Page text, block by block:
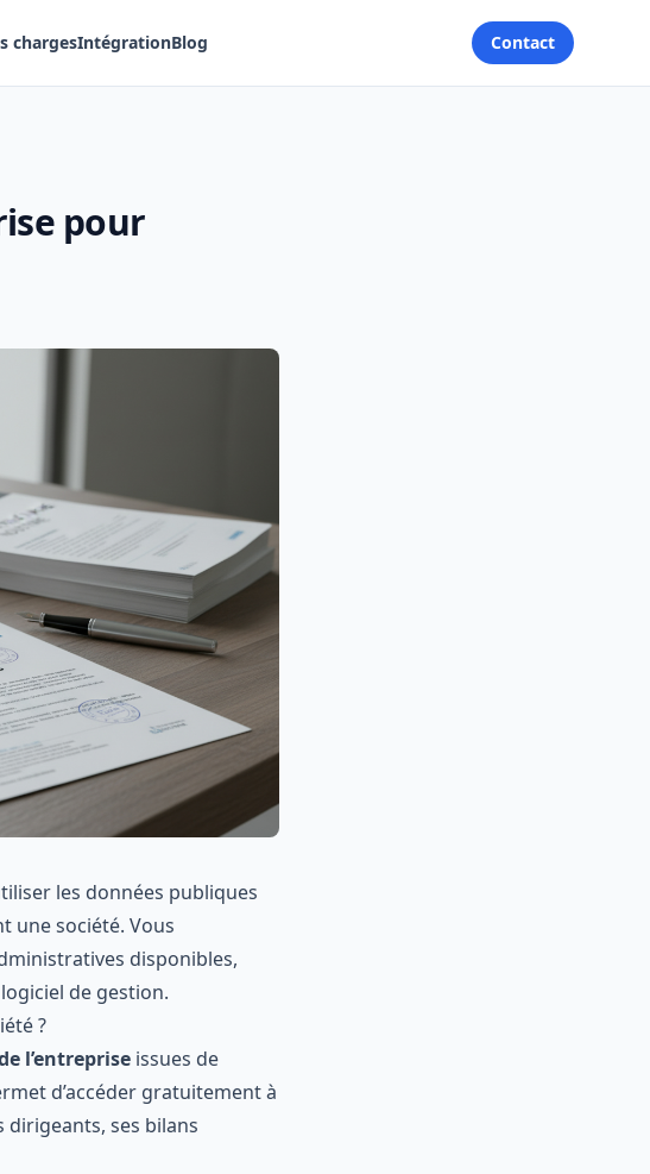
chargesIntégrationBlog Contact
pour
les données publiques
une société. Vous
disponibles,
de gestion.
?
l’entreprise issues de
d’accéder gratuitement à
dirigeants, ses bilans